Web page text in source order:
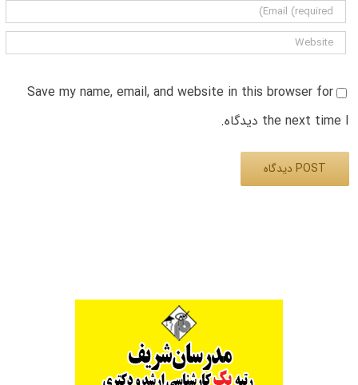
Save my name, email, and website in this browser for
the next time I دیدگاه.